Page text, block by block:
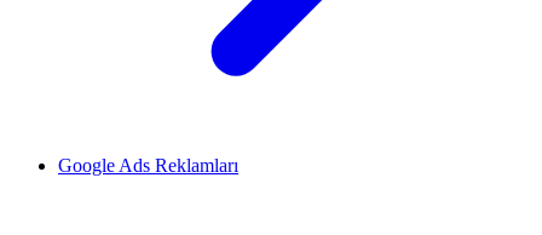
Google Ads Reklamları